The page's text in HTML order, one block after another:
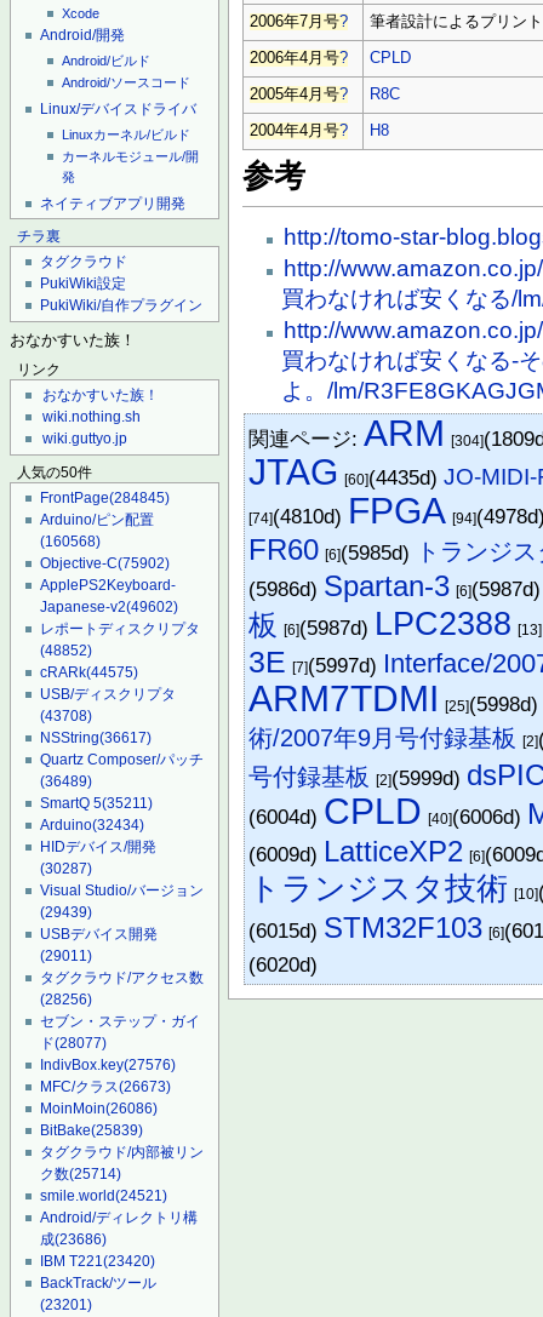
Xcode
Android/開発
Android/ビルド
Android/ソースコード
Linux/デバイスドライバ
Linuxカーネル/ビルド
カーネルモジュール/開
発
ネイティブアプリ開発
チラ裏
タグクラウド
PukiWiki設定
PukiWiki/自作プラグイン
おなかすいた族！
リンク
おなかすいた族！
wiki.nothing.sh
wiki.guttyo.jp
人気の50件
FrontPage(284845)
Arduino/ピン配置
(160568)
Objective-C(75902)
ApplePS2Keyboard-
Japanese-v2(49602)
レポートディスクリプタ
(48852)
cRARk(44575)
USB/ディスクリプタ
(43708)
NSString(36617)
Quartz Composer/パッチ
(36489)
SmartQ 5(35211)
Arduino(32434)
HIDデバイス/開発
(30287)
Visual Studio/バージョン
(29439)
USBデバイス開発
(29011)
タグクラウド/アクセス数
(28256)
セブン・ステップ・ガイ
ド(28077)
IndivBox.key(27576)
MFC/クラス(26673)
MoinMoin(26086)
BitBake(25839)
タグクラウド/内部被リン
ク数(25714)
smile.world(24521)
Android/ディレクトリ構
成(23686)
IBM T221(23420)
BackTrack/ツール
(23201)
2006年7月号? 筆者設計によるプリン
2006年4月号? CPLD
2005年4月号? R8C
2004年4月号? H8
参考
http://tomo-star-
http://
買わなければ安くなる/
http://
買わなければ安くなる-
よ。/lm/
関連ページ:ARM [304]
JTAG [60](4435d)JO-MIDI-
[74](4810d) FPGA [94]
FR60 [6](5985d) トランジ
(5986d) Spartan-3 [6]
板 [6](5987d) LPC2388 [13]
3E [7](5997d) Interface/
ARM7TDMI [25]
術/2007年9月号付録基板 [2]
号付録基板 [2](5999d)
(6004d) CPLD [40](6006d)
(6009d) LatticeXP2 [6]
トランジスタ技術 [10]
(6015d) STM32F103 [6]
(6020d)